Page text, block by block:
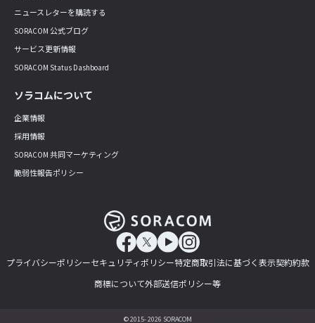
ニュースレターを購読する
SORACOM 公式ブログ
サービス更新情報
SORACOM Status Dashboard
ソラコムについて
企業情報
採用情報
SORACOM 共同マーケティング
脆弱性報告ポリシー
プライバシーポリシーセキュリティポリシー特定商取引法に基づく表示契約約款
商標について外部送信ポリシー等
© 2015- 2026 SORACOM